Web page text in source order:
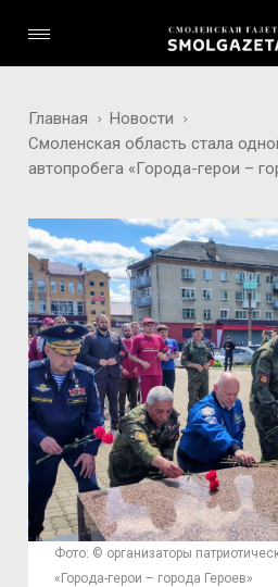
Главная
Новости
Смоленская область стала
автопробега «Города-герои –
Фото: © организаторы
«Города-герои – города Героев»